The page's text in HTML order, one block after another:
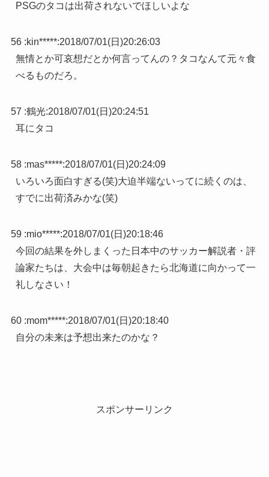
PSGのタコは出荷されないでほしいよな
56 :kin*****:2018/07/01(日)20:26:03
無情とか可哀想だとか何言ってんの？タコなんて元々食
べるものだろ。
57 :鶴光:2018/07/01(日)20:24:51
耳にタコ
58 :mas*****:2018/07/01(日)20:24:09
いろいろ面白すぎる(笑)大迫半端ないってに続くのは、
すでに出荷済みかな(笑)
59 :mio*****:2018/07/01(日)20:18:46
今回の結果を外しまくった日本中のサッカー解説者・評
論家たちは、大会中は毎朝起きたら北海道に向かって一
礼しなさい！
60 :mom*****:2018/07/01(日)20:18:40
自分の未来は予想出来たのかな？
スポンサーリンク